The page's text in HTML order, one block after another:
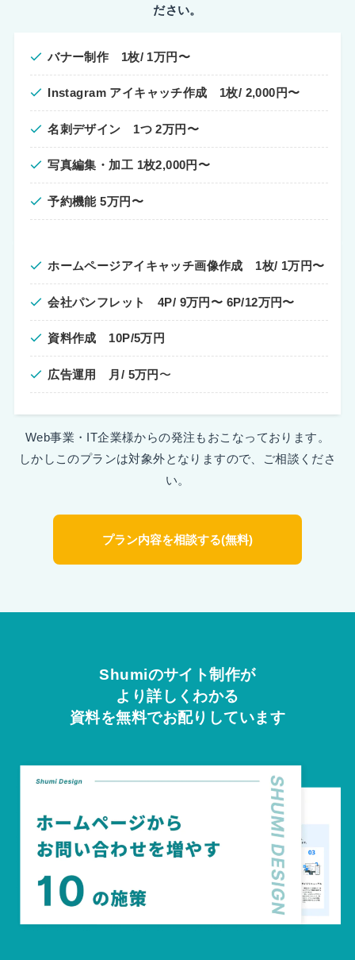
ださい。
バナー制作 1枚/ 1万円〜
Instagram アイキャッチ作成 1枚/ 2,000円〜
名刺デザイン 1つ 2万円〜
写真編集・加工 1枚2,000円〜
予約機能 5万円〜
ホームページアイキャッチ画像作成 1枚/ 1万円〜
会社パンフレット 4P/ 9万円〜 6P/12万円〜
資料作成 10P/5万円
広告運用 月/ 5万円 〜
Web事業・IT企業様からの発注もおこなっております。
しかしこのプランは対象外となりますので、ご相談くださ
い。
プラン内容を相談する(無料)
Shumiのサイト制作が
より詳しくわかる
資料を無料でお配りしています